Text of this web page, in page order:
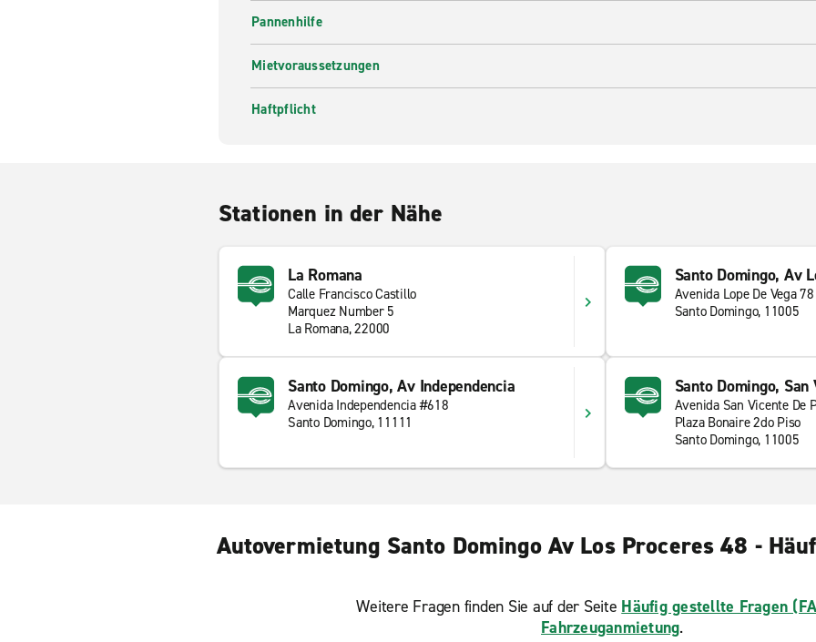
Pannenhilfe
Mietvoraussetzungen
Haftpflicht
Stationen in der Nähe
La Romana
Calle Francisco Castillo
Marquez Number 5
La Romana, 22000
Santo Domingo, Av
Avenida Lope De Vega 78
Santo Domingo, 11005
Santo Domingo, Av Independencia
Avenida Independencia #618
Santo Domingo, 11111
Santo Domingo,
Avenida San Vicente De
Plaza Bonaire 2do Piso
Santo Domingo, 11005
Autovermietung Santo Domingo Av Los Proceres 48 -
Weitere Fragen finden Sie auf der Seite Häufig gestellte Fragen
Fahrzeuganmietung.